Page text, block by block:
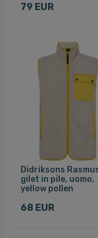
79 EUR
Didriksons
gilet in pile, uomo,
yellow pollen
68 EUR